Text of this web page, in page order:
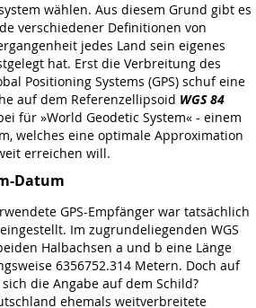
wählen. Aus diesem Grund gibt es
verschiedener Definitionen von
jedes Land sein eigenes
hat. Erst die Verbreitung des
Positioning Systems (GPS) schuf eine
auf dem Referenzellipsoid WGS 84
für »World Geodetic System« - einem
welches eine optimale Approximation
erreichen will.
Datum
GPS-Empfänger war tatsächlich
Im zugrundeliegenden WGS
Halbachsen a und b eine Länge
6356752.314 Metern. Doch auf
die Angabe auf dem Schild?
ehemals weitverbreitete